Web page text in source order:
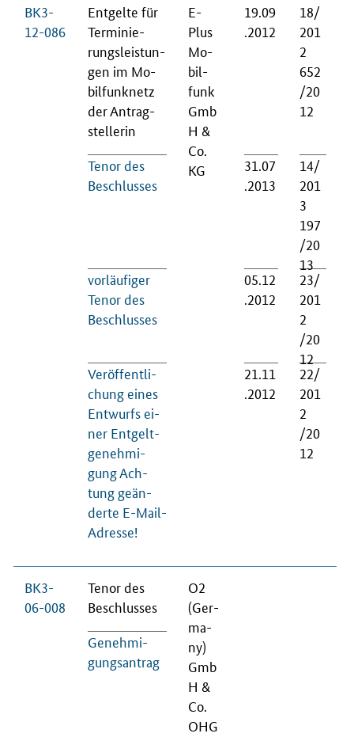
BK3-
12-086
Ent­gel­te für
Ter­mi­nie­
rungs­leis­tun­
gen im Mo­
bil­fun­knetz
der An­trag­
stel­le­rin
Te­nor des
Be­schlus­ses
vor­läu­fi­ger
Te­nor des
Be­schlus­ses
Ver­öf­fent­li­
chung ei­nes
Ent­wurfs ei­
ner Ent­gelt­
ge­neh­mi­
gung Ach­
tung ge­än­
der­te E-Mail-
Adres­se!
E-
Plus
Mo­
bil­
funk
Gmb
H &
Co.
KG
19.09
.2012
31.07
.2013
05.12
.2012
21.11
.2012
18/
201
2
652
/20
12
14/
201
3
197
/20
13
23/
201
2
/20
12
22/
201
2
/20
12
BK3-
06-008
Te­nor des
Be­schlus­ses
Ge­neh­mi­
gungs­an­trag
O2
(Ger­
ma­
ny)
Gmb
H &
Co.
OHG